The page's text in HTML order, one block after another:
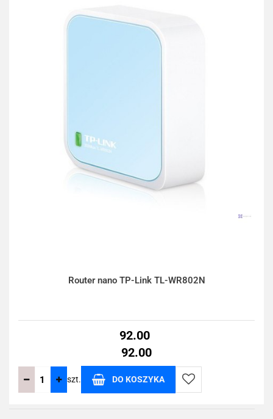
Router nano TP-Link TL-WR802N
92.00
92.00
szt. DO KOSZYKA
Do